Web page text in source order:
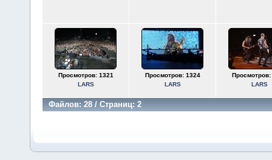
Просмотров: 1321
LARS
Просмотров: 1324
LARS
Просмотров:
LARS
Файлов: 28 / Страниц: 2